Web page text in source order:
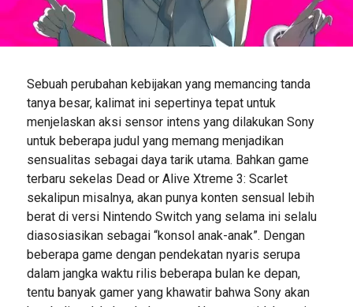
Sebuah perubahan kebijakan yang memancing tanda
tanya besar, kalimat ini sepertinya tepat untuk
menjelaskan aksi sensor intens yang dilakukan Sony
untuk beberapa judul yang memang menjadikan
sensualitas sebagai daya tarik utama. Bahkan game
terbaru sekelas Dead or Alive Xtreme 3: Scarlet
sekalipun misalnya, akan punya konten sensual lebih
berat di versi Nintendo Switch yang selama ini selalu
diasosiasikan sebagai “konsol anak-anak”. Dengan
beberapa game dengan pendekatan nyaris serupa
dalam jangka waktu rilis beberapa bulan ke depan,
tentu banyak gamer yang khawatir bahwa Sony akan